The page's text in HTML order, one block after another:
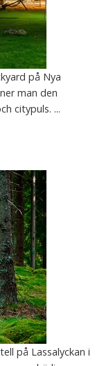
på Nya
man den
citypuls. ...
på Lassalyckan i